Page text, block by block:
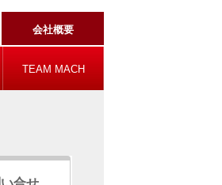
会社概要
TEAM MACH